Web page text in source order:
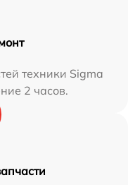
техники Sigma
2 часов.